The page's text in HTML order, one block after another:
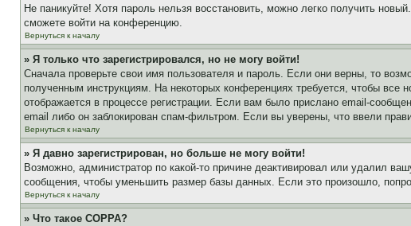
Не паникуйте! Хотя пароль нельзя восстановить, можно легко получить
сможете войти на конференцию.
Вернуться к началу
» Я только что зарегистрировался, но не могу войти!
Сначала проверьте свои имя пользователя и пароль. Если они верны, то
полученным инструкциям. На некоторых конференциях требуется, чтобы
отображается в процессе регистрации. Если вам было прислано email-
email либо он заблокирован спам-фильтром. Если вы уверены, что ввели
Вернуться к началу
» Я давно зарегистрирован, но больше не могу войти!
Возможно, администратор по какой-то причине деактивировал или удалил
сообщения, чтобы уменьшить размер базы данных. Если это произошло,
Вернуться к началу
» Что такое COPPA?